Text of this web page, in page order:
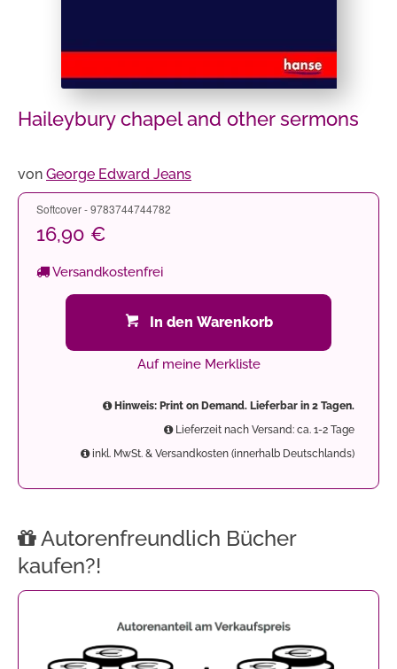
Haileybury chapel and other sermons
von George Edward Jeans
Softcover - 9783744744782
16,90 €
Versandkostenfrei
In den Warenkorb
Auf meine Merkliste
Hinweis: Print on Demand. Lieferbar in 2 Tagen.
Lieferzeit nach Versand: ca. 1-2 Tage
inkl. MwSt. & Versandkosten (innerhalb Deutschlands)
Autorenfreundlich Bücher
kaufen?!